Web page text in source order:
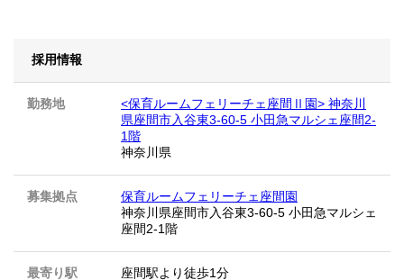
採用情報
勤務地
<保育ルームフェリーチェ座間Ⅱ園> 神奈川
県座間市入谷東3-60-5 小田急マルシェ座間2-
1階
神奈川県
募集拠点
保育ルームフェリーチェ座間園
神奈川県座間市入谷東3-60-5 小田急マルシェ
座間2-1階
最寄り駅
座間駅より徒歩1分